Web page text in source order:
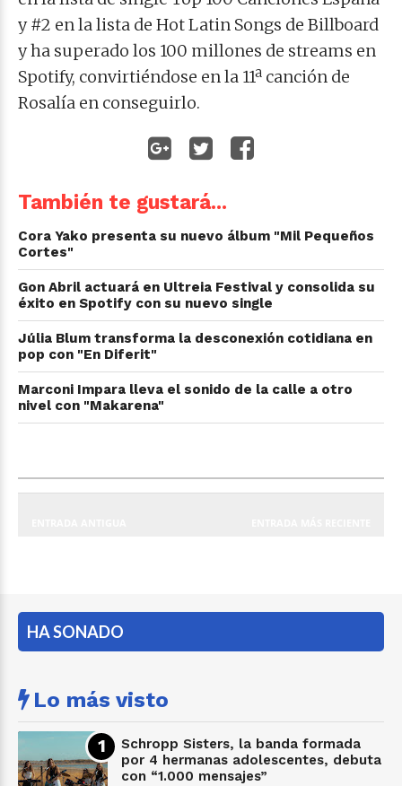
y #2 en la lista de Hot Latin Songs de Billboard
y ha superado los 100 millones de streams en
Spotify, convirtiéndose en la 11ª canción de
Rosalía en conseguirlo.
También te gustará...
Cora Yako presenta su nuevo álbum "Mil Pequeños
Cortes"
Gon Abril actuará en Ultreia Festival y consolida su
éxito en Spotify con su nuevo single
Júlia Blum transforma la desconexión cotidiana en
pop con "En Diferit"
Marconi Impara lleva el sonido de la calle a otro
nivel con "Makarena"
HA SONADO
Lo más visto
Schropp Sisters, la banda formada
por 4 hermanas adolescentes, debuta
con “1.000 mensajes”